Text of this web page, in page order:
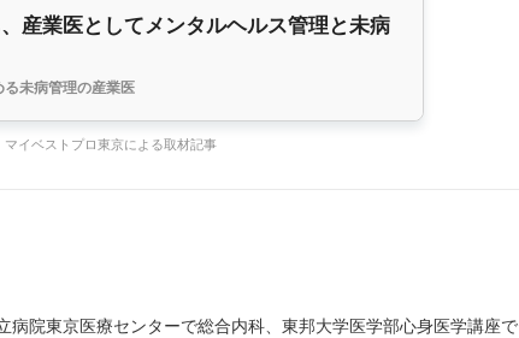
産業医としてメンタルヘルス管理と未病
る未病管理の産業医
マイベストプロ東京による取材記事
病院東京医療センターで総合内科、東邦大学医学部心身医学講座で